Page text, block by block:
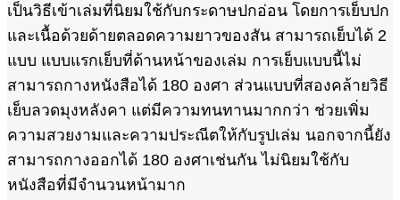
เป็นวิธีเข้าเล่มที่นิยมใช้กับกระดาษปกอ่อน โดยการเย็บปก
และเนื้อด้วยด้ายตลอดความยาวของสัน สามารถเย็บได้ 2
แบบ แบบแรกเย็บที่ด้านหน้าของเล่ม การเย็บแบบนี้ไม่
สามารถกางหนังสือได้ 180 องศา ส่วนแบบที่สองคล้ายวิธี
เย็บลวดมุงหลังคา แต่มีความทนทานมากกว่า ช่วยเพิ่ม
ความสวยงามและความประณีตให้กับรูปเล่ม นอกจากนี้ยัง
สามารถกางออกได้ 180 องศาเช่นกัน ไม่นิยมใช้กับ
หนังสือที่มีจำนวนหน้ามาก